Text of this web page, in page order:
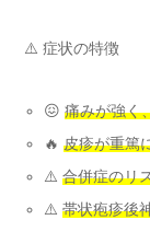
⚠️ 症状の特徴
😖痛みが強く
🔥皮疹が重篤
⚠️合併症のリ
⚠️帯状疱疹後